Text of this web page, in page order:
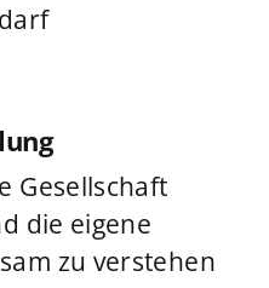
Gesellschaft
die eigene
zu verstehen